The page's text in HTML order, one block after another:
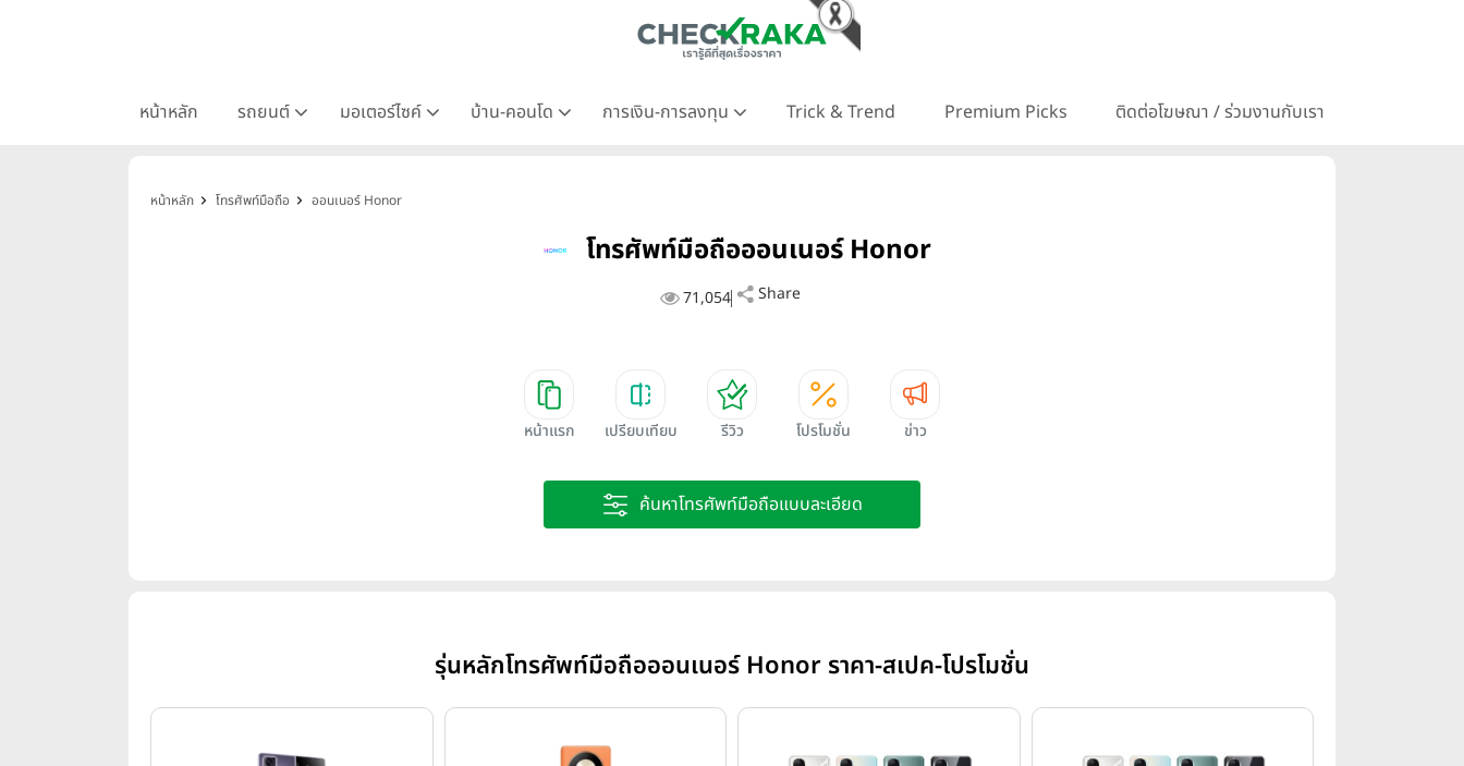
หน้าหลัก รถยนต์ มอเตอร์ไซค์ บ้าน-คอนโด การเงิน-การลงทุน Trick & Trend Premium Picks ติดต่อโฆษณา / ร่วมงานกับเรา
หน้าหลัก โทรศัพท์มือถือ ออนเนอร์ Honor
โทรศัพท์มือถือออนเนอร์ Honor
71,054 Share
หน้าแรก เปรียบเทียบ รีวิว โปรโมชั่น ข่าว
ค้นหาโทรศัพท์มือถือแบบละเอียด
รุ่นหลักโทรศัพท์มือถือออนเนอร์ Honor ราคา-สเปค-โปรโมชั่น